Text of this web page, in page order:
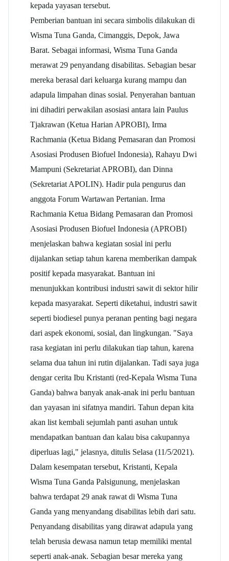
kepada yayasan tersebut.
Pemberian bantuan ini secara simbolis dilakukan di
Wisma Tuna Ganda, Cimanggis, Depok, Jawa
Barat. Sebagai informasi, Wisma Tuna Ganda
merawat 29 penyandang disabilitas. Sebagian besar
mereka berasal dari keluarga kurang mampu dan
adapula limpahan dinas sosial. Penyerahan bantuan
ini dihadiri perwakilan asosiasi antara lain Paulus
Tjakrawan (Ketua Harian APROBI), Irma
Rachmania (Ketua Bidang Pemasaran dan Promosi
Asosiasi Produsen Biofuel Indonesia), Rahayu Dwi
Mampuni (Sekretariat APROBI), dan Dinna
(Sekretariat APOLIN). Hadir pula pengurus dan
anggota Forum Wartawan Pertanian. Irma
Rachmania Ketua Bidang Pemasaran dan Promosi
Asosiasi Produsen Biofuel Indonesia (APROBI)
menjelaskan bahwa kegiatan sosial ini perlu
dijalankan setiap tahun karena memberikan dampak
positif kepada masyarakat. Bantuan ini
menunjukkan kontribusi industri sawit di sektor hilir
kepada masyarakat. Seperti diketahui, industri sawit
seperti biodiesel punya peranan penting bagi negara
dari aspek ekonomi, sosial, dan lingkungan. "Saya
rasa kegiatan ini perlu dilakukan tiap tahun, karena
selama dua tahun ini rutin dijalankan. Tadi saya juga
dengar cerita Ibu Kristanti (red-Kepala Wisma Tuna
Ganda) bahwa banyak anak-anak ini perlu bantuan
dan yayasan ini sifatnya mandiri. Tahun depan kita
akan list kembali sejumlah panti asuhan untuk
mendapatkan bantuan dan kalau bisa cakupannya
diperluas lagi," jelasnya, ditulis Selasa (11/5/2021).
Dalam kesempatan tersebut, Kristanti, Kepala
Wisma Tuna Ganda Palsigunung, menjelaskan
bahwa terdapat 29 anak rawat di Wisma Tuna
Ganda yang menyandang disabilitas lebih dari satu.
Penyandang disabilitas yang dirawat adapula yang
telah berusia dewasa namun tetap memiliki mental
seperti anak-anak. Sebagian besar mereka yang